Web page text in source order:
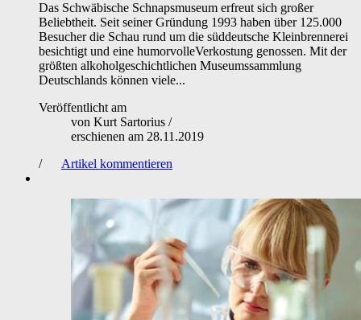
Das Schwäbische Schnapsmuseum erfreut sich großer
Beliebtheit. Seit seiner Gründung 1993 haben über 125.000
Besucher die Schau rund um die süddeutsche Kleinbrennerei
besichtigt und eine humorvolleVerkostung genossen. Mit der
größten alkoholgeschichtlichen Museumssammlung
Deutschlands können viele...
Veröffentlicht am
von Kurt Sartorius /
erschienen am 28.11.2019
/
Artikel kommentieren